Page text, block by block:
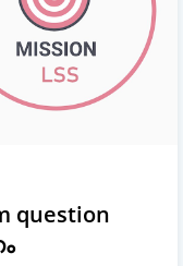
question